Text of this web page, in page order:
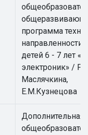
программа
направленности
детей 6 - 7 лет
электроник» /
Маслячкина,
Е.М.Кузнецова
Дополнительная